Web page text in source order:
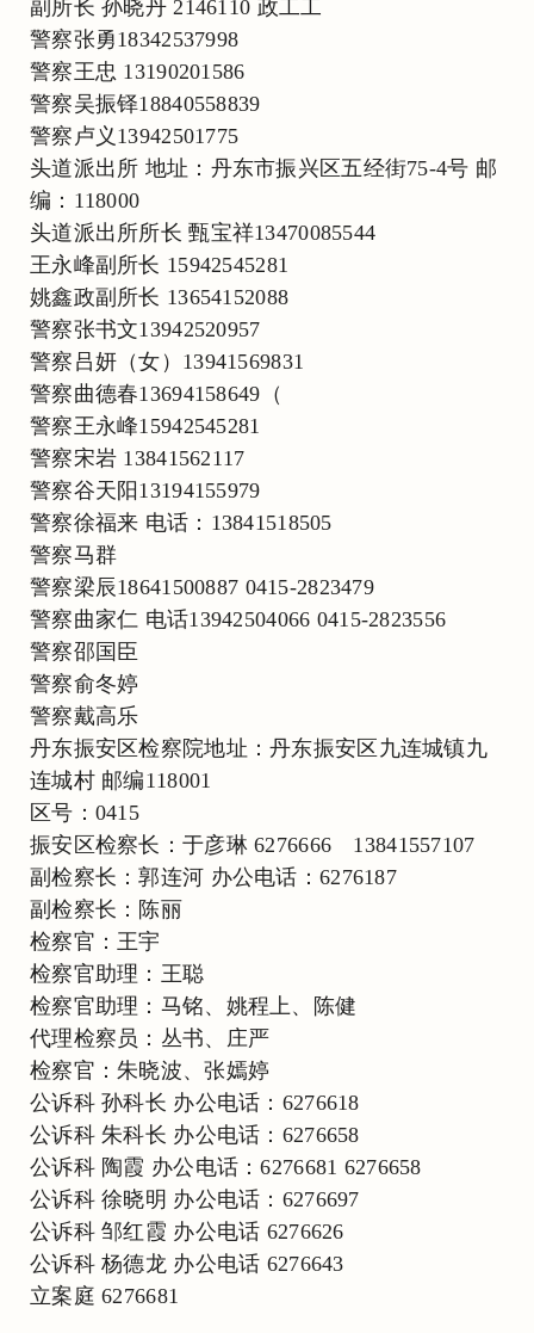
副所长 孙晓丹 2146110 政工工
警察张勇18342537998
警察王忠 13190201586
警察吴振铎18840558839
警察卢义13942501775
头道派出所 地址：丹东市振兴区五经街75-4号 邮
编：118000
头道派出所所长 甄宝祥13470085544
王永峰副所长 15942545281
姚鑫政副所长 13654152088
警察张书文13942520957
警察吕妍（女）13941569831
警察曲德春13694158649（
警察王永峰15942545281
警察宋岩 13841562117
警察谷天阳13194155979
警察徐福来 电话：13841518505
警察马群
警察梁辰18641500887 0415-2823479
警察曲家仁 电话13942504066 0415-2823556
警察邵国臣
警察俞冬婷
警察戴高乐
丹东振安区检察院地址：丹东振安区九连城镇九
连城村 邮编118001
区号：0415
振安区检察长：于彦琳 6276666 13841557107
副检察长：郭连河 办公电话：6276187
副检察长：陈丽
检察官：王宇
检察官助理：王聪
检察官助理：马铭、姚程上、陈健
代理检察员：丛书、庄严
检察官：朱晓波、张嫣婷
公诉科 孙科长 办公电话：6276618
公诉科 朱科长 办公电话：6276658
公诉科 陶霞 办公电话：6276681 6276658
公诉科 徐晓明 办公电话：6276697
公诉科 邹红霞 办公电话 6276626
公诉科 杨德龙 办公电话 6276643
立案庭 6276681